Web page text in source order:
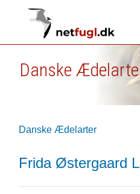
Danske
Danske Ædelarter
Frida Østergaard